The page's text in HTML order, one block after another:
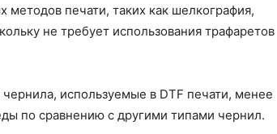
методов печати, таких как шелкография,
не требует использования трафаретов
используемые в DTF печати, менее
по сравнению с другими типами чернил.